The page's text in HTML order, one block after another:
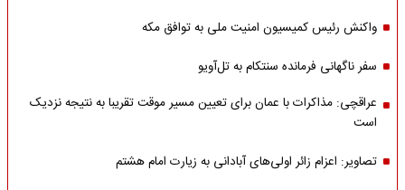
واکنش رئیس کمیسیون امنیت ملی به توافق مکه
سفر ناگهانی فرمانده سنتکام به تل‌آویو
عراقچی: مذاکرات با عمان برای تعیین مسیر موقت تقریبا به نتیجه نزدیک
است
تصاویر: اعزام زائر اولی‌های آبادانی به زیارت امام هشتم